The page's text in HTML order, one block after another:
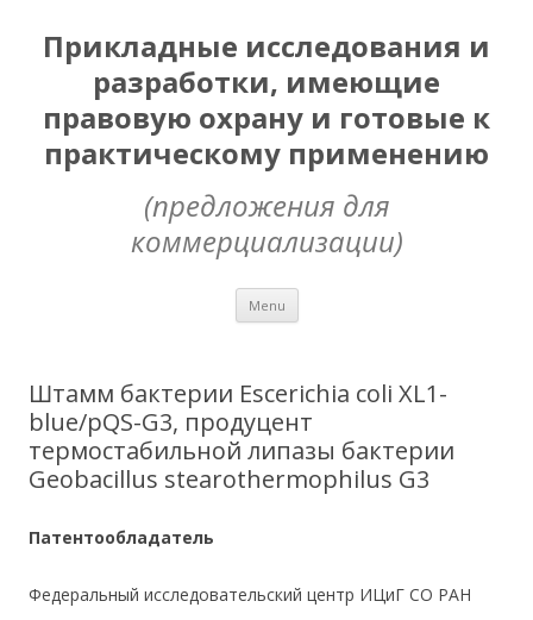
Прикладные исследования и
разработки, имеющие
правовую охрану и готовые к
практическому применению
(предложения для
коммерциализации)
Menu Skip
content
Штамм бактерии Escerichia coli XL1-
blue/pQS-G3, продуцент
термостабильной липазы бактерии
Geobacillus stearothermophilus G3
Патентообладатель
Федеральный исследовательский центр ИЦиГ СО РАН